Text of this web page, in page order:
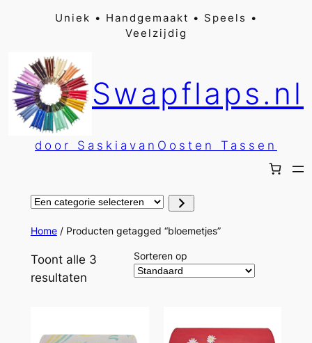
inhoud
Uniek • Handgemaakt • Speels •
Veelzijdig
Swapflaps.nl
door SaskiavanOosten Tassen
Een
categorie
Home/ Producten getagged “bloemetjes”
Toont alle 3
resultaten
Sorteren op